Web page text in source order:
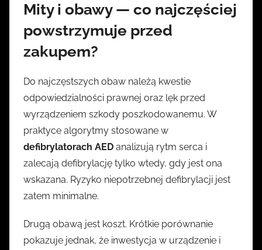
Mity i obawy — co najczęściej
powstrzymuje przed
zakupem?
Do najczęstszych obaw należą kwestie
odpowiedzialności prawnej oraz lęk przed
wyrządzeniem szkody poszkodowanemu. W
praktyce algorytmy stosowane w
defibrylatorach AED analizują rytm serca i
zalecają defibrylację tylko wtedy, gdy jest ona
wskazana. Ryzyko niepotrzebnej defibrylacji jest
zatem minimalne.
Drugą obawą jest koszt. Krótkie porównanie
pokazuje jednak, że inwestycja w urządzenie i